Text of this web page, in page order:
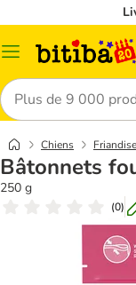
Menu
Rechercher
Chiens
Bâtonnets
250 g
(0)